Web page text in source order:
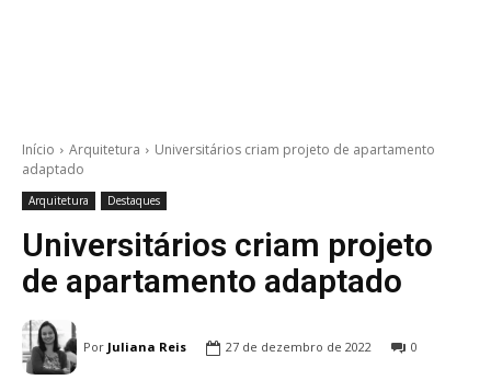
Início Arquitetura
Universitários criam projeto de apartamento
adaptado
Arquitetura Destaques
Universitários criam projeto
de apartamento adaptado
Por Juliana Reis 27 de dezembro de 2022 0